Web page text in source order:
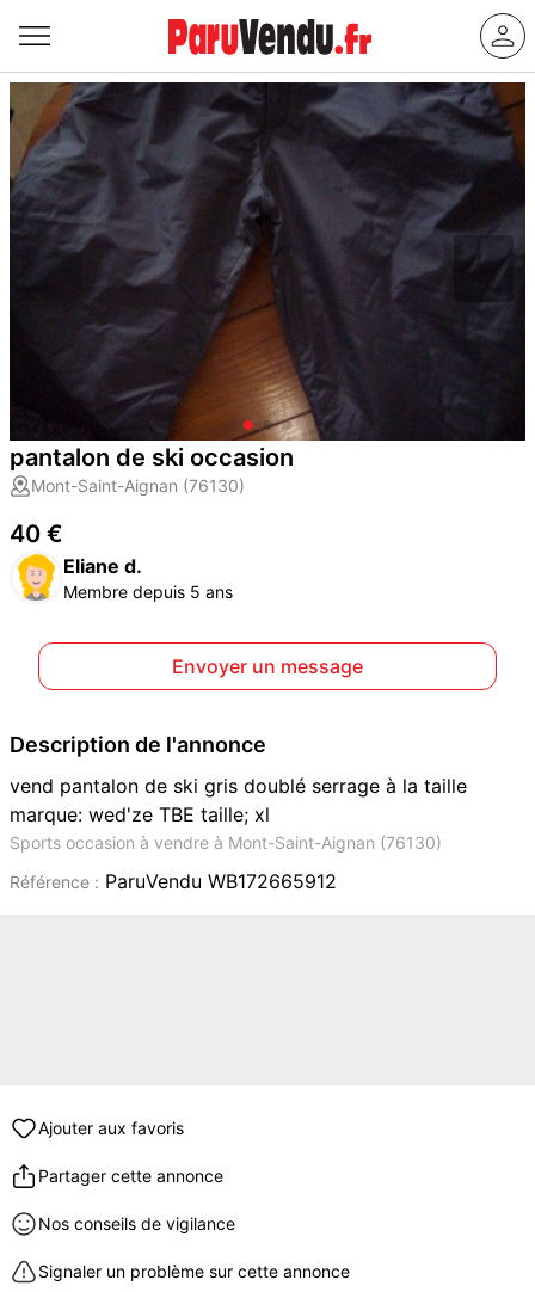
pantalon de ski occasion
Mont-Saint-Aignan (76130)
40 €
Eliane d.
Membre depuis 5 ans
Envoyer un message
Description de l'annonce
vend pantalon de ski gris doublé serrage à la taille
marque: wed'ze TBE taille; xl
Sports occasion à vendre à Mont-Saint-Aignan (76130)
Référence : ParuVendu WB172665912
Ajouter aux favoris
Partager cette annonce
Nos conseils de vigilance
Signaler un problème sur cette annonce